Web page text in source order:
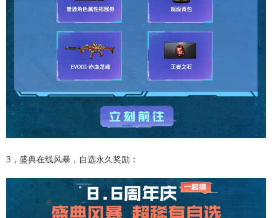
3，盛典在线风暴，自选永久奖励：